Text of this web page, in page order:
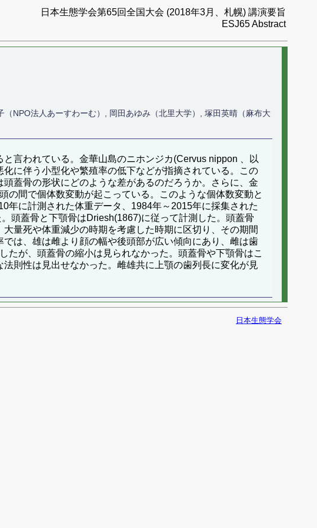
日本生態学会第65回全国大会 (2018年3月、札幌) 講演要旨
ESJ65 Abstract
NPO法人あーすわーむ）, 岡田あゆみ（北里大学）, 塚田英晴（麻布大
言われている。金華山島のニホンジカ(Cervus nippon 、以
に伴う小型化や繁殖率の低下などが指摘されている。この
蓋骨の形状にどのような差があるのだろうか。さらに、金
間で個体数変動が起こっている。このような個体数変動と
年に計測された体重データ、1984年～2015年に採集された
頭蓋骨と下顎骨はDriesh(1867)に従って計測した。頭蓋骨
量死や体重減少の時期を考慮した時期に区切り、その期間
は、雄は雌より顔の幅や後頭部が広い傾向にあり、雌は歯
が、頭蓋骨の縮小は見られなかった。頭蓋骨や下顎骨はこ
則性は見出せなかった。雌雄共に上顎の歯列長に変化が見
日本生態学会